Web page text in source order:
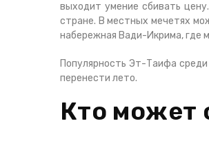
выходит умение сбивать
стране. В местных мечетях
набережная Вади-Икрима, где
Популярность Эт-Таифа
перенести лето.
Кто может